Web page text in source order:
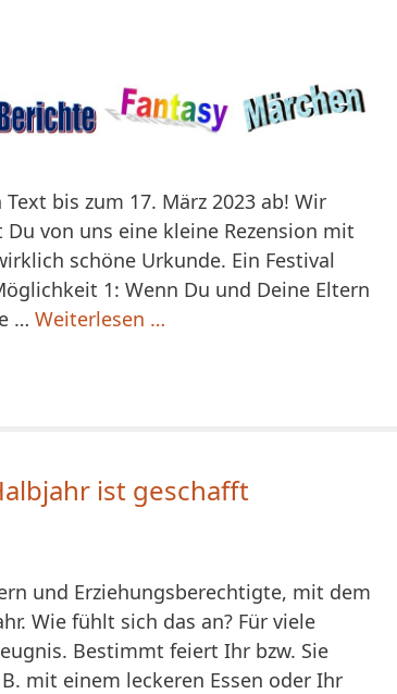
bis zum 17. März 2023 ab! Wir
von uns eine kleine Rezension mit
schöne Urkunde. Ein Festival
1: Wenn Du und Deine Eltern
… Weiterlesen …
ist geschafft
und Erziehungsberechtigte, mit dem
Wie fühlt sich das an? Für viele
Bestimmt feiert Ihr bzw. Sie
mit einem leckeren Essen oder Ihr